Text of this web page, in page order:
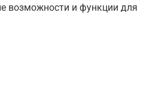
возможности и функции для